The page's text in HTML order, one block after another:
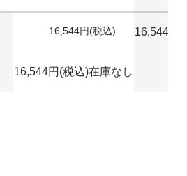
16,544円(税込) 16,544円(
16,544円(税込)在庫なし